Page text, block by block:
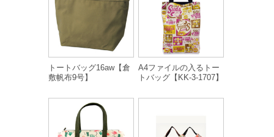
トートバッグ16aw【倉
敷帆布9号】
A4ファイルの入るトー
トバッグ【KK-3-1707】